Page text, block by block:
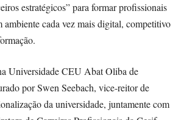
estratégicos” para formar profissionais
ambiente cada vez mais digital, competitivo
Universidade CEU Abat Oliba de
por Swen Seebach, vice-reitor de
da universidade, juntamente com